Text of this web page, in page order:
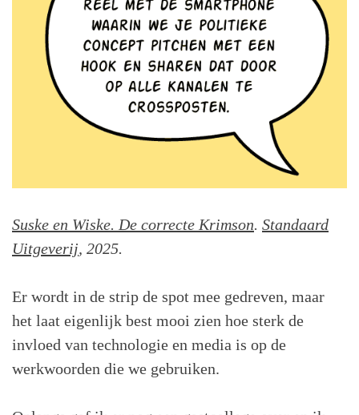
Suske en Wiske. De correcte Krimson. Standaard
Uitgeverij, 2025.
Er wordt in de strip de spot mee gedreven, maar
het laat eigenlijk best mooi zien hoe sterk de
invloed van technologie en media is op de
werkwoorden die we gebruiken.